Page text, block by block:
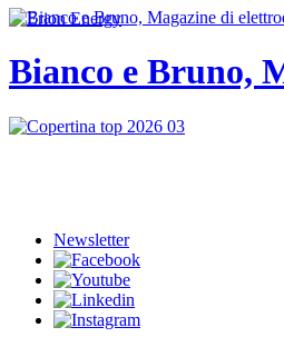
Bianco e Bruno,
Newsletter